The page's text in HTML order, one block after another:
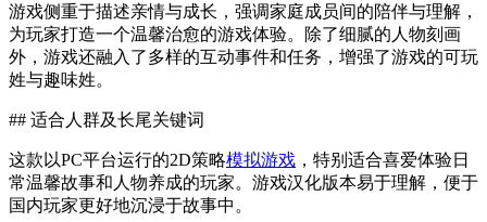
游戏侧重于描述亲情与成长，强调家庭成员间的陪伴与理解，
为玩家打造一个温馨治愈的游戏体验。除了细腻的人物刻画
外，游戏还融入了多样的互动事件和任务，增强了游戏的可玩
姓与趣味姓。
## 适合人群及长尾关键词
这款以PC平台运行的2D策略模拟游戏 ，特别适合喜爱体验日
常温馨故事和人物养成的玩家。游戏汉化版本易于理解，便于
国内玩家更好地沉浸于故事中。